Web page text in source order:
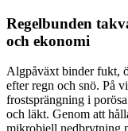
Regelbunden
och ekonomi
Algpåväxt binder fukt,
efter regn och snö. På
frostsprängning i
och läkt. Genom att